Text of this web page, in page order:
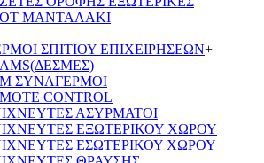
ΜΑΝΤΑΛΑΚΙ
ΣΠΙΤΙΟΥ ΕΠΙΧΕΙΡΗΣΕΩΝ+
ΣΥΝΑΓΕΡΜΟΙ
CONTROL
ΑΣΥΡΜΑΤΟΙ
ΕΞΩΤΕΡΙΚΟΥ ΧΩΡΟΥ
ΕΣΩΤΕΡΙΚΟΥ ΧΩΡΟΥ